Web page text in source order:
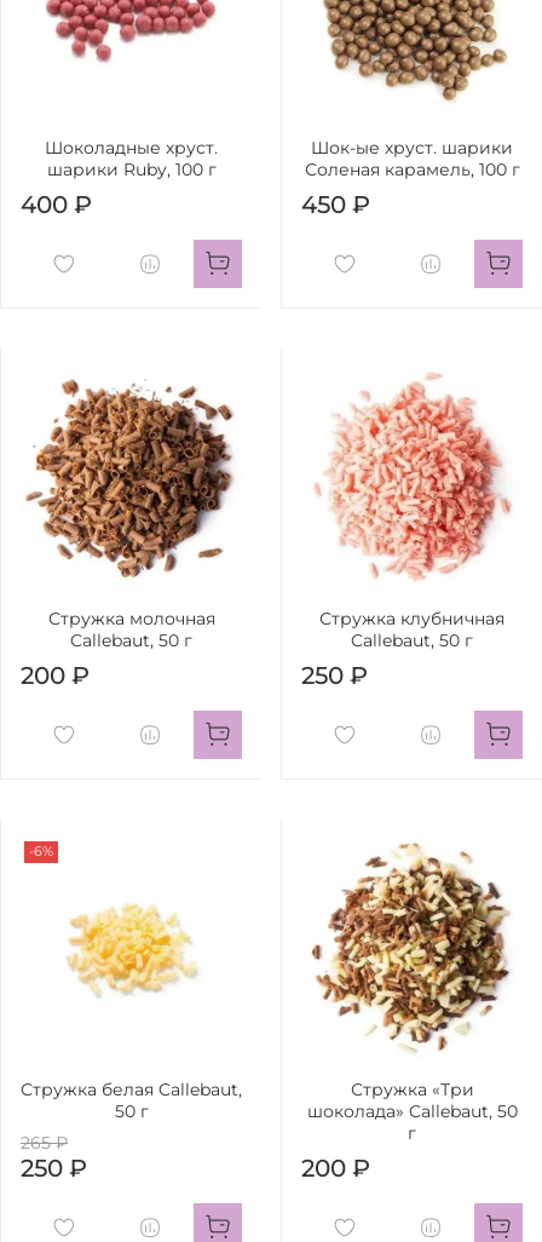
Шоколадные хруст.
шарики Ruby, 100 г
400 ₽
Шок-ые хруст. шарики
Соленая карамель, 100 г
450 ₽
Стружка молочная
Callebaut, 50 г
200 ₽
Стружка клубничная
Callebaut, 50 г
250 ₽
-6%
Стружка белая Callebaut,
50 г
265 ₽
250 ₽
Стружка «Три
шоколада» Callebaut, 50
г
200 ₽